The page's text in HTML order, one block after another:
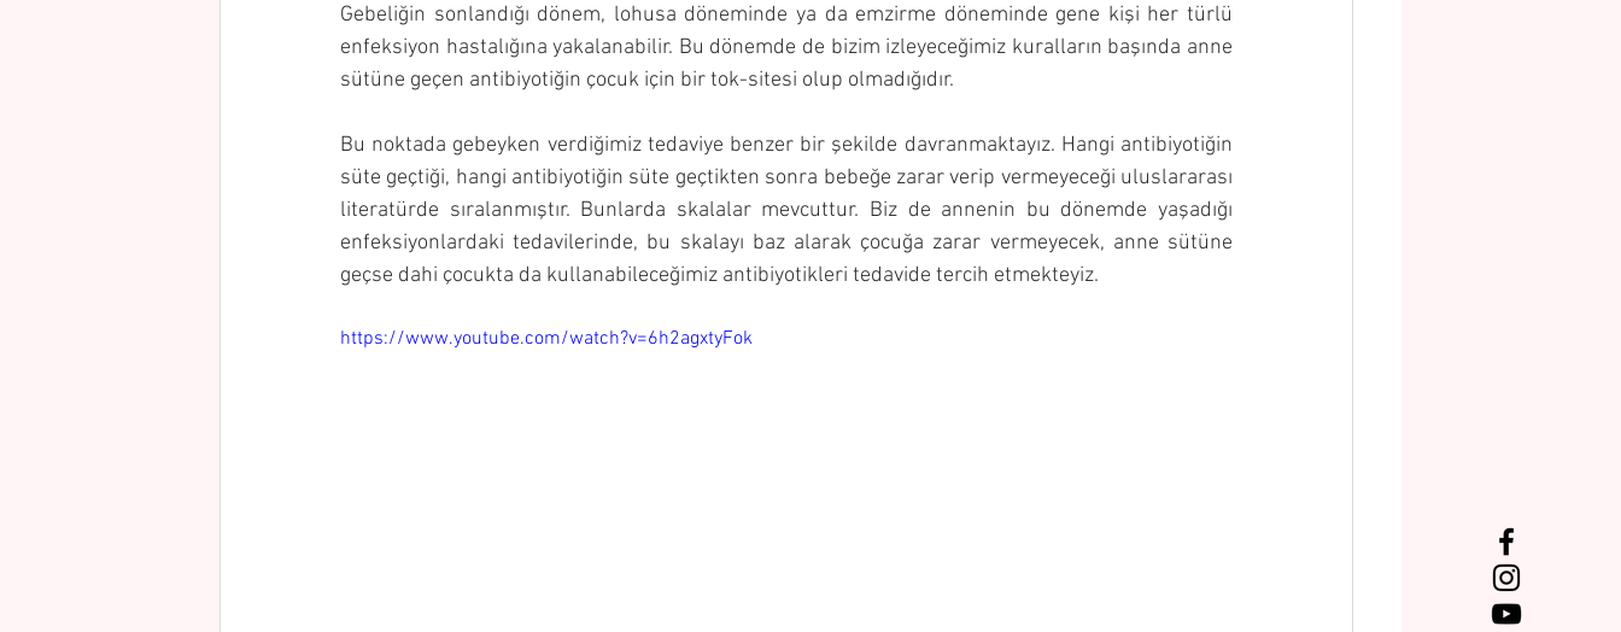
Gebeliğin sonlandığı dönem, lohusa döneminde ya da emzirme döneminde gene kişi her türlü
enfeksiyon hastalığına yakalanabilir. Bu dönemde de bizim izleyeceğimiz kuralların başında anne
sütüne geçen antibiyotiğin çocuk için bir tok-sitesi olup olmadığıdır.
Bu noktada gebeyken verdiğimiz tedaviye benzer bir şekilde davranmaktayız. Hangi antibiyotiğin
süte geçtiği, hangi antibiyotiğin süte geçtikten sonra bebeğe zarar verip vermeyeceği uluslararası
literatürde sıralanmıştır. Bunlarda skalalar mevcuttur. Biz de annenin bu dönemde yaşadığı
enfeksiyonlardaki tedavilerinde, bu skalayı baz alarak çocuğa zarar vermeyecek, anne sütüne
geçse dahi çocukta da kullanabileceğimiz antibiyotikleri tedavide tercih etmekteyiz.
https://www.youtube.com/watch?v=6h2agxtyFok